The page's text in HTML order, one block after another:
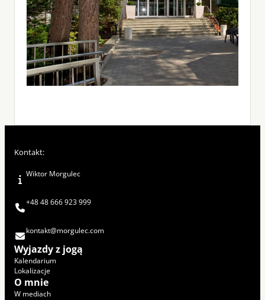
Kontakt:
Wiktor Morgulec
+48 48 666 923 999
kontakt@morgulec.com
Wyjazdy z jogą
Kalendarium
Lokalizacje
O mnie
W mediach